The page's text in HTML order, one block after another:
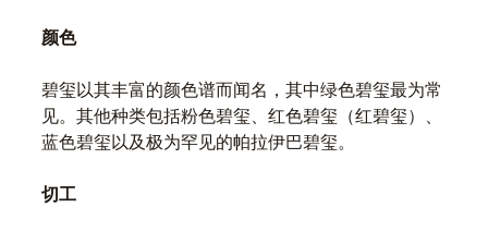
颜色
碧玺以其丰富的颜色谱而闻名，其中绿色碧玺最为常
见。其他种类包括粉色碧玺、红色碧玺（红碧玺）、
蓝色碧玺以及极为罕见的帕拉伊巴碧玺。
切工